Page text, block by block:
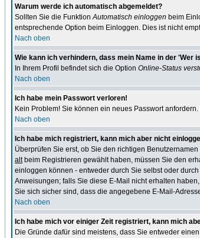
Warum werde ich automatisch abgemeldet?
Sollten Sie die FunktionAutomatisch einloggen beim
entsprechende Option beim Einloggen. Dies ist nicht
Nach oben
Wie kann ich verhindern, dass mein Name in der 'Wer
In Ihrem Profil befindet sich die Option Online-Status
Nach oben
Ich habe mein Passwort verloren!
Kein Problem! Sie können ein neues Passwort
Nach oben
Ich habe mich registriert, kann mich aber nicht
Überprüfen Sie erst, ob Sie den richtigen
altbeim Registrieren gewählt haben, müssen Sie den
einloggen können - entweder durch Sie selbst oder
Anweisungen; falls Sie diese E-Mail nicht erhalten
Sie sich sicher sind, dass die angegebene E-Mail-
Nach oben
Ich habe mich vor einiger Zeit registriert, kann mich
Die Gründe dafür sind meistens, dass Sie entweder